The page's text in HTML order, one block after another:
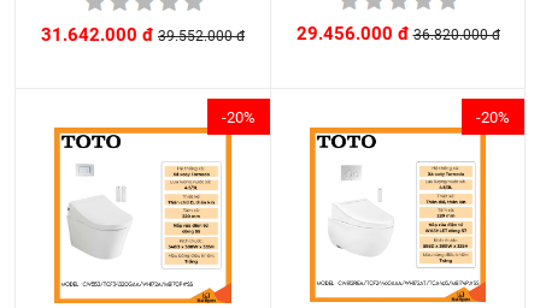
31.642.000 đ 39.552.000 đ 29.456.000 đ 36.820.000 đ
-20% -20%